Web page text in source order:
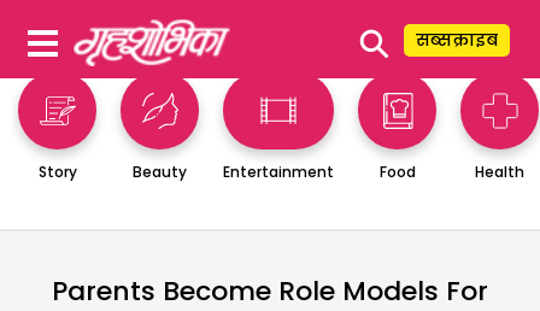
⚲ सब्सक्राइब
Story Beauty Entertainment Food Health
Parents Become Role Models For